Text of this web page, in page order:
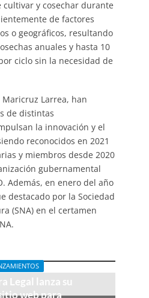
cultivar y cosechar durante
de factores
o geográficos, resultando
anuales y hasta 10
ciclo sin la necesidad de
Larrea, han
de distintas
la innovación y el
reconocidos en 2021
y miembros desde 2020
gubernamental
Además, en enero del año
destacado por la Sociedad
(SNA) en el certamen
Legal lanza su
web para